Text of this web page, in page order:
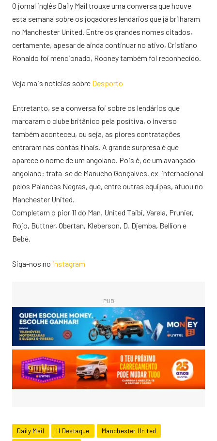
O jornal inglês Daily Mail trouxe uma conversa que houve
esta semana sobre os jogadores lendários que já brilharam
no Manchester United. Entre os grandes nomes citados,
certamente, apesar de ainda continuar no ativo, Cristiano
Ronaldo foi mencionado, Rooney também foi reconhecido.
Veja mais notícias sobre Desporto
Entretanto, se a conversa foi sobre os lendários que
marcaram o clube britânico pela positiva, o inverso
também aconteceu, ou seja, as piores contratações
entraram nas contas finais. A grande surpresa é que
aparece o nome de um angolano. Pois é, de um avançado
angolano: trata-se de Manucho Gonçalves, ex-internacional
pelos Palancas Negras, que, entre outras equipas, atuou no
Manchester United.
Completam o pior 11 do Man. United Taibi, Varela, Prunier,
Rojo, Buttner, Obertan, Kleberson, D. Djemba, Bellion e
Bebé.
Siga-nos no instagram
PUB
Daily Mail H Destaque
Manchester United